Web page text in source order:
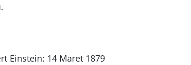
Einstein: 14 Maret 1879